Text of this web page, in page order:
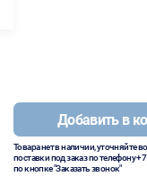
Добавить в
Товара нет в наличии, уточняйте
поставки под заказ по телефону
по кнопке "Заказать звонок"